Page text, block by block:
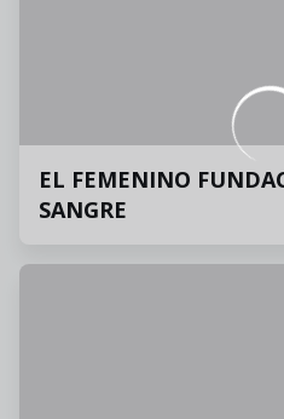
EL FEMENINO
SANGRE